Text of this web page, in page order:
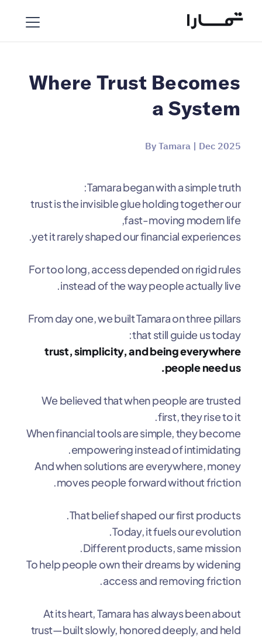
Where Trust Becomes
a System
By Tamara | Dec 2025
Tamara began with a simple truth:
trust is the invisible glue holding together our
fast-moving modern life,
yet it rarely shaped our financial experiences.
For too long, access depended on rigid rules
instead of the way people actually live.
From day one, we built Tamara on three pillars
that still guide us today:
trust, simplicity, and being everywhere
people need us.
We believed that when people are trusted
first, they rise to it.
When financial tools are simple, they become
empowering instead of intimidating.
And when solutions are everywhere, money
moves people forward without friction.
That belief shaped our first products.
Today, it fuels our evolution.
Different products, same mission.
To help people own their dreams by widening
access and removing friction.
At its heart, Tamara has always been about
trust—built slowly, honored deeply, and held